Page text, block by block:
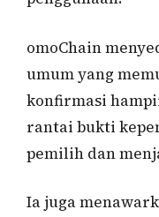
omoChain
umum yang
konfirmasi
rantai bukti
pemilih dan
Ia juga